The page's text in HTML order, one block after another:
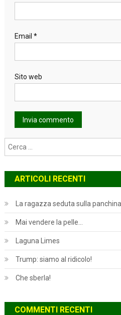
Email *
Sito web
ARTICOLI RECENTI
La ragazza seduta sulla panchina
Mai vendere la pelle…
Laguna Limes
Trump: siamo al ridicolo!
Che sberla!
COMMENTI RECENTI